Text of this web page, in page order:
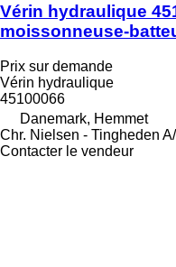
Vérin hydraulique
moissonneuse-
Prix sur demande
Vérin hydraulique
45100066
Danemark, Hemmet
Chr. Nielsen - Tingheden
Contacter le vendeur